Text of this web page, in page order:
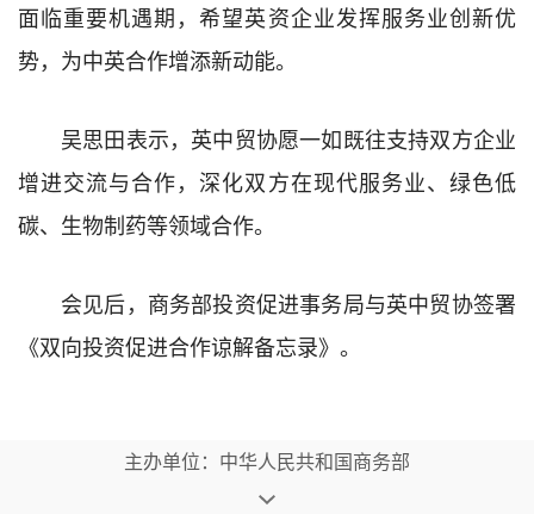
面临重要机遇期，希望英资企业发挥服务业创新优
势，为中英合作增添新动能。
吴思田表示，英中贸协愿一如既往支持双方企业
增进交流与合作，深化双方在现代服务业、绿色低
碳、生物制药等领域合作。
会见后，商务部投资促进事务局与英中贸协签署
《双向投资促进合作谅解备忘录》。
主办单位：中华人民共和国商务部